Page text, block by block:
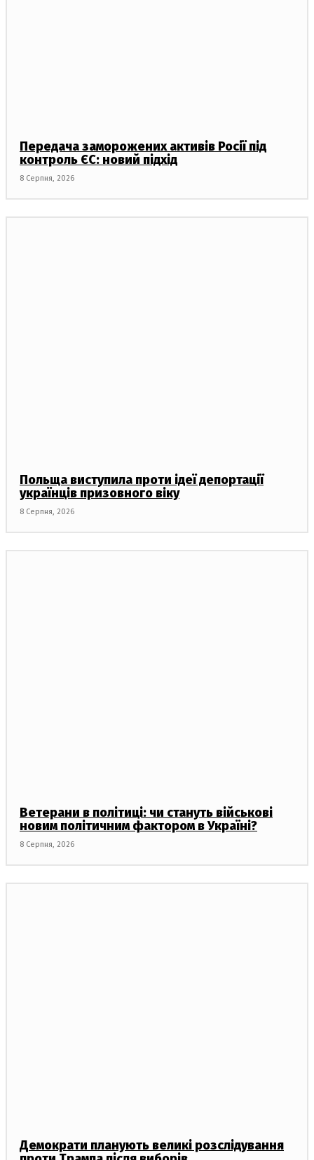
Передача заморожених активів Росії під
контроль ЄС: новий підхід
8 Серпня, 2026
Польща виступила проти ідеї депортації
українців призовного віку
8 Серпня, 2026
Ветерани в політиці: чи стануть військові
новим політичним фактором в Україні?
8 Серпня, 2026
Демократи планують великі розслідування